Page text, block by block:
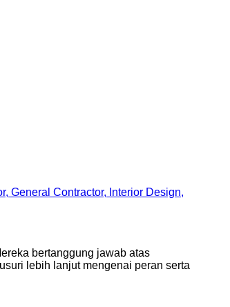
bertanggung jawab atas
lebih lanjut mengenai peran serta